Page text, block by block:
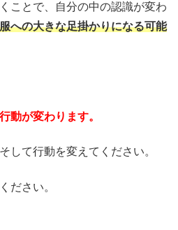
ことで、自分の中の認識が変わ
への大きな足掛かりになる可能
動が変わります。
して行動を変えてください。
ださい。